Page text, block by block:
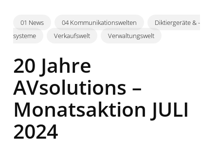
01 News 04 Kommunikationswelten
Diktiergeräte & -
systeme
Verkaufswelt Verwaltungswelt
20 Jahre
AVsolutions –
Monatsaktion JULI
2024